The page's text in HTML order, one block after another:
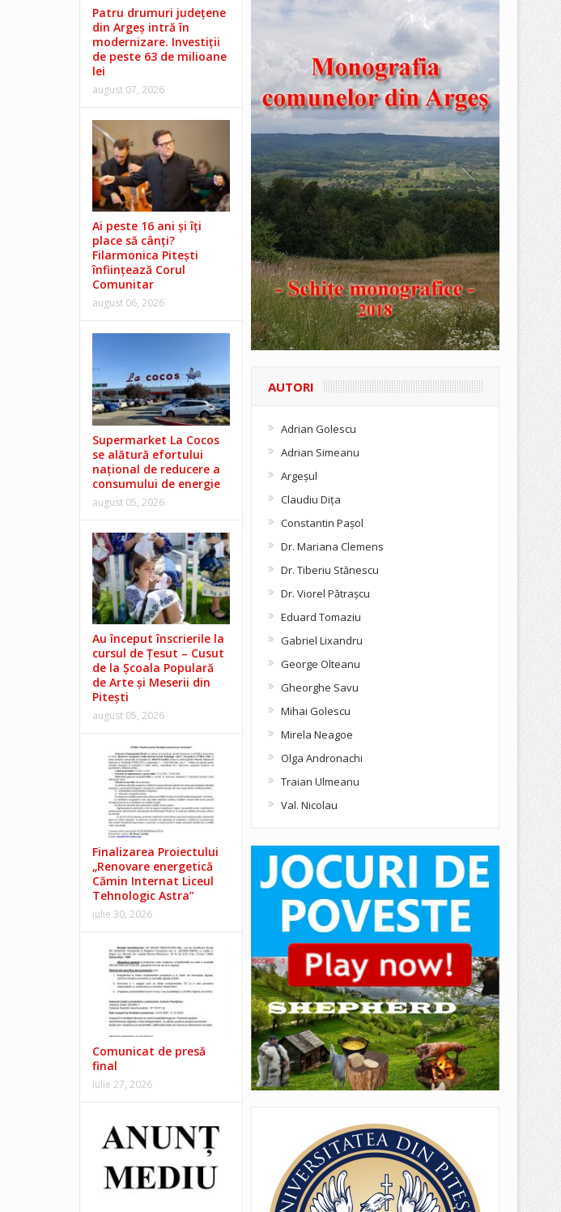
Patru drumuri județene
din Argeș intră în
modernizare. Investiții
de peste 63 de milioane
lei
august 07, 2026
Ai peste 16 ani și îți
place să cânți?
Filarmonica Pitești
înființează Corul
Comunitar
august 06, 2026
Supermarket La Cocos
se alătură efortului
național de reducere a
consumului de energie
august 05, 2026
Au început înscrierile la
cursul de Țesut – Cusut
de la Școala Populară
de Arte și Meserii din
Pitești
august 05, 2026
Finalizarea Proiectului
„Renovare energetică
Cămin Internat Liceul
Tehnologic Astra”
iulie 30, 2026
Comunicat de presă
final
iulie 27, 2026
AUTORI
Adrian Golescu
Adrian Simeanu
Argeşul
Claudiu Diţa
Constantin Pașol
Dr. Mariana Clemens
Dr. Tiberiu Stănescu
Dr. Viorel Pătraşcu
Eduard Tomaziu
Gabriel Lixandru
George Olteanu
Gheorghe Savu
Mihai Golescu
Mirela Neagoe
Olga Andronachi
Traian Ulmeanu
Val. Nicolau